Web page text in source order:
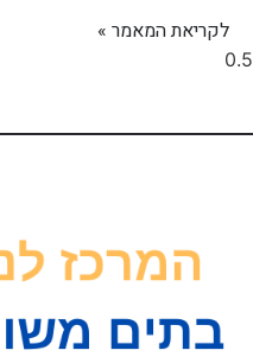
לקריאת המאמר »